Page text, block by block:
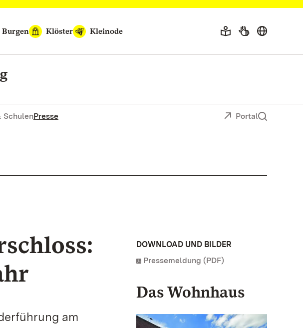
Burgen Klöster Kleinode
SchulenPresse Portal
am
DOWNLOAD UND BILDER
Pressemeldung (PDF)
Das Wohnhaus